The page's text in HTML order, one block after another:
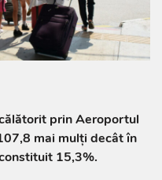
prin Aeroportul
mai mulți decât în
15,3%.